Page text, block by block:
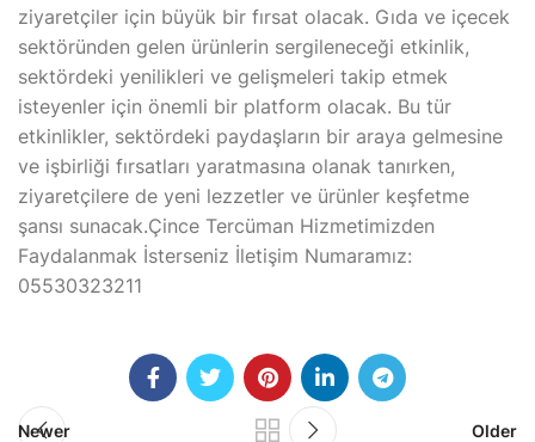
ziyaretçiler için büyük bir fırsat olacak. Gıda ve içecek
sektöründen gelen ürünlerin sergileneceği etkinlik,
sektördeki yenilikleri ve gelişmeleri takip etmek
isteyenler için önemli bir platform olacak. Bu tür
etkinlikler, sektördeki paydaşların bir araya gelmesine
ve işbirliği fırsatları yaratmasına olanak tanırken,
ziyaretçilere de yeni lezzetler ve ürünler keşfetme
şansı sunacak.Çince Tercüman Hizmetimizden
Faydalanmak İsterseniz İletişim Numaramız:
05530323211
Newer Older